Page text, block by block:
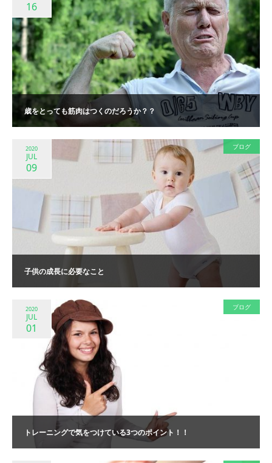
歳をとっても筋肉はつくのだろうか？？
16
子供の成長に必要なこと
2020
JUL
09
ブログ
トレーニングで気をつけている3つのポイント！！
2020
JUL
01
ブログ